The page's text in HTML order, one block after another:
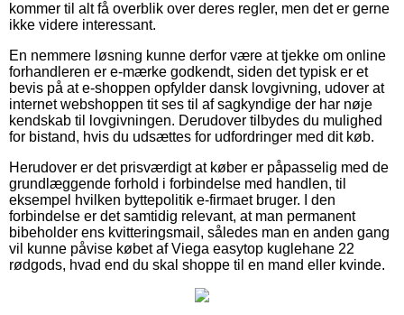
kommer til alt få overblik over deres regler, men det er gerne
ikke videre interessant.
En nemmere løsning kunne derfor være at tjekke om online
forhandleren er e-mærke godkendt, siden det typisk er et
bevis på at e-shoppen opfylder dansk lovgivning, udover at
internet webshoppen tit ses til af sagkyndige der har nøje
kendskab til lovgivningen. Derudover tilbydes du mulighed
for bistand, hvis du udsættes for udfordringer med dit køb.
Herudover er det prisværdigt at køber er påpasselig med de
grundlæggende forhold i forbindelse med handlen, til
eksempel hvilken byttepolitik e-firmaet bruger. I den
forbindelse er det samtidig relevant, at man permanent
bibeholder ens kvitteringsmail, således man en anden gang
vil kunne påvise købet af Viega easytop kuglehane 22
rødgods, hvad end du skal shoppe til en mand eller kvinde.